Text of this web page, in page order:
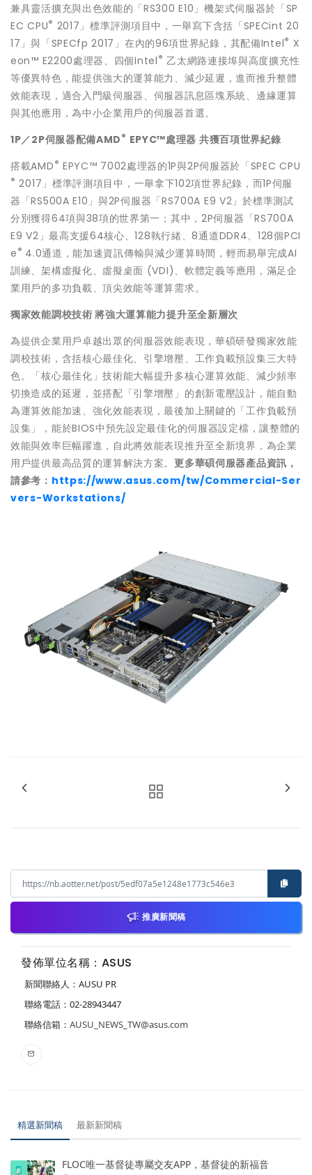
兼具靈活擴充與出色效能的「RS300 E10」機架式伺服器於「SP
EC CPU® 2017」標準評測項目中，一舉寫下含括「SPECint 20
17」與「SPECfp 2017」在內的96項世界紀錄，其配備Intel® X
eon™ E2200處理器、四個Intel ® 乙太網路連接埠與高度擴充性
等優異特色，能提供強大的運算能力、減少延遲，進而推升整體
效能表現，適合入門級伺服器、伺服器訊息區塊系統、邊緣運算
與其他應用，為中小企業用戶的伺服器首選。
1P／2P伺服器配備AMD ® EPYC™處理器 共獲百項世界紀錄
搭載AMD ® EPYC™ 7002處理器的1P與2P伺服器於「SPEC CPU
® 2017」標準評測項目中，一舉拿下102項世界紀錄，而1P伺服
器「RS500A E10」與2P伺服器「RS700A E9 V2」於標準測試
分別獲得64項與38項的世界第一；其中，2P伺服器「RS700A
E9 V2」最高支援64核心、128執行緒、8通道DDR4、128個PCI
e ® 4.0通道，能加速資訊傳輸與減少運算時間，輕而易舉完成AI
訓練、架構虛擬化、虛擬桌面 (VDI)、軟體定義等應用，滿足企
業用戶的多功負載、頂尖效能等運算需求。
獨家效能調校技術 將強大運算能力提升至全新層次
為提供企業用戶卓越出眾的伺服器效能表現，華碩研發獨家效能
調校技術，含括核心最佳化、引擎增壓、工作負載預設集三大特
色。「核心最佳化」技術能大幅提升多核心運算效能、減少頻率
切換造成的延遲，並搭配「引擎增壓」的創新電壓設計，能自動
為運算效能加速、強化效能表現，最後加上關鍵的「工作負載預
設集」，能於BIOS中預先設定最佳化的伺服器設定檔，讓整體的
效能與效率巨幅躍進，自此將效能表現推升至全新境界，為企業
用戶提供最高品質的運算解決方案。更多華碩伺服器產品資訊，
請參考： https://www.asus.com/tw/Commercial-Ser
vers-Workstations/
推廣新聞稿
發佈單位名稱：ASUS
新聞聯絡人：AUSU PR
聯絡電話：02-28943447
聯絡信箱： AUSU_NEWS_TW@asus.com
精選新聞稿 最新新聞稿
FLOC唯一基督徒專屬交友APP，基督徒的新福音